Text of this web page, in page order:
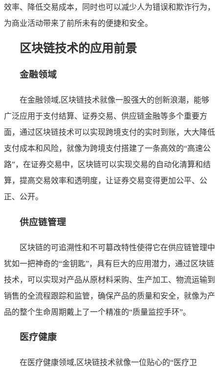
效率、降低交易成本，同时也可以减少人为错误和欺诈行为，
为商业活动带来了前所未有的便捷和安全。
区块链技术的应用前景
金融领域
在金融领域,区块链技术就像一股强大的创新浪潮，能够
广泛应用于支付结算、证券交易、供应链金融等多个重要方
面，通过区块链技术可以实现跨境支付的实时到账，大大降低
支付成本和风险，就像为跨境支付搭建了一条高效的“高速公
路”，在证券交易中，区块链可以实现交易的自动化清算和结
算，提高交易效率和透明度，让证券交易变得更加公平、公
正、公开。
供应链管理
区块链的可追溯性和不可篡改特性使得它在供应链管理中
犹如一把神奇的“金钥匙”，具有巨大的应用潜力，通过区块链
技术，可以实现对产品从原材料采购、生产加工、物流运输到
销售的全流程跟踪和监管，确保产品的质量和安全，就像为产
品的整个生命周期戴上了一个精准的“质量监控手环”。
医疗健康
在医疗健康领域,区块链技术就像一位贴心的“医疗卫